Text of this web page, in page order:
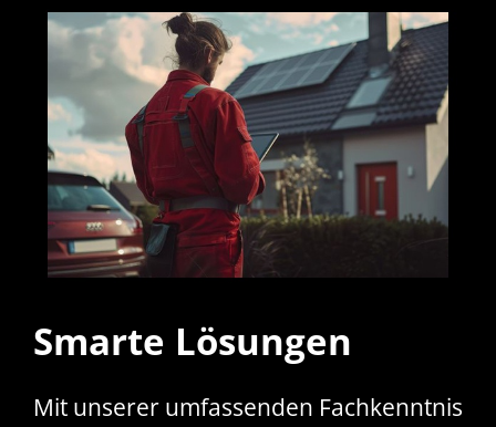
Smarte Lösungen
Mit unserer umfassenden Fachkenntnis